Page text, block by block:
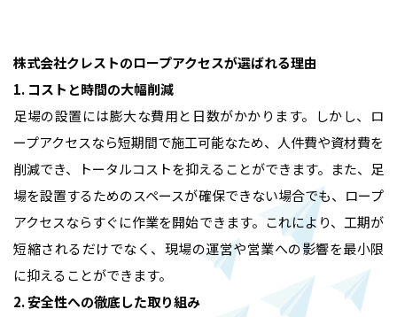
株式会社クレストのロープアクセスが選ばれる理由
1. コストと時間の大幅削減
足場の設置には膨大な費用と日数がかかります。しかし、ロ
ープアクセスなら短期間で施工可能なため、人件費や資材費を
削減でき、トータルコストを抑えることができます。また、足
場を設置するためのスペースが確保できない場合でも、ロープ
アクセスならすぐに作業を開始できます。これにより、工期が
短縮されるだけでなく、現場の運営や営業への影響を最小限
に抑えることができます。
2. 安全性への徹底した取り組み